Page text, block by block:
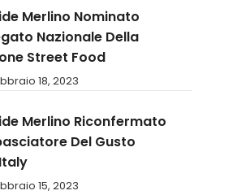
Merlino Nominato
Nazionale Della
Street Food
18, 2023
Merlino Riconfermato
Del Gusto
15, 2023